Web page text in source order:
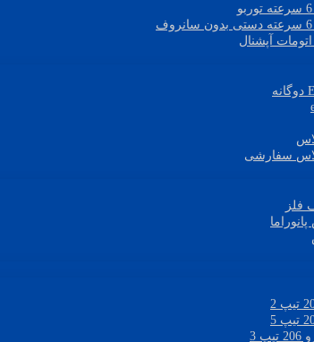
آپشنال
سفارشی
فلز
3